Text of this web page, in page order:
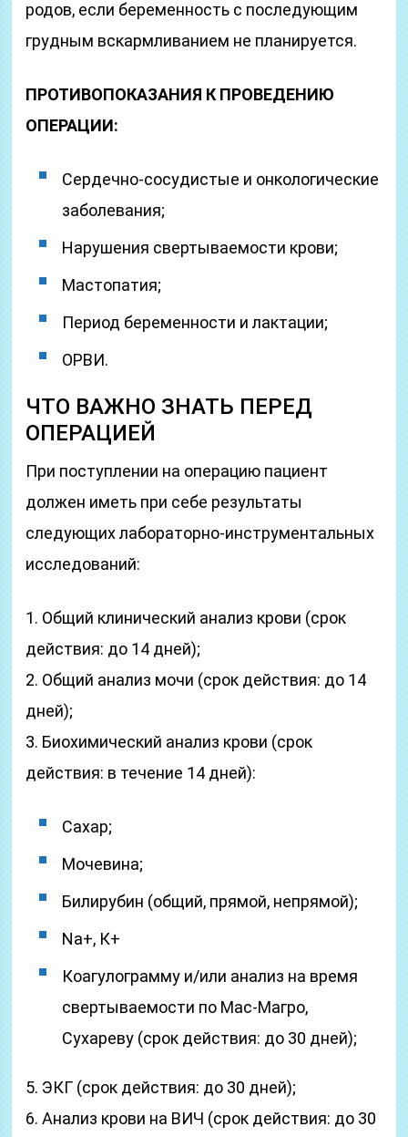
родов, если беременность с последующим
грудным вскармливанием не планируется.
ПРОТИВОПОКАЗАНИЯ К ПРОВЕДЕНИЮ
ОПЕРАЦИИ:
Сердечно-сосудистые и онкологические
заболевания;
Нарушения свертываемости крови;
Мастопатия;
Период беременности и лактации;
ОРВИ.
ЧТО ВАЖНО ЗНАТЬ ПЕРЕД
ОПЕРАЦИЕЙ
При поступлении на операцию пациент
должен иметь при себе результаты
следующих лабораторно-инструментальных
исследований:
1. Общий клинический анализ крови (срок
действия: до 14 дней);
2. Общий анализ мочи (срок действия: до 14
дней);
3. Биохимический анализ крови (срок
действия: в течение 14 дней):
Сахар;
Мочевина;
Билирубин (общий, прямой, непрямой);
Na+, К+
Коагулограмму и/или анализ на время
свертываемости по Мас-Магро,
Сухареву (срок действия: до 30 дней);
5. ЭКГ (срок действия: до 30 дней);
6. Анализ крови на ВИЧ (срок действия: до 30